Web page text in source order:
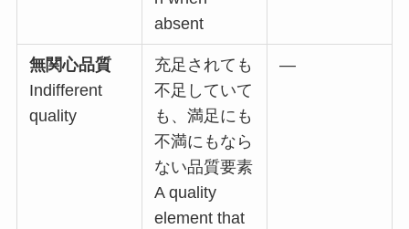
absent
無関心品質
Indifferent
quality
充足されても
不足していて
も、満足にも
不満にもなら
ない品質要素
A quality
element that
—